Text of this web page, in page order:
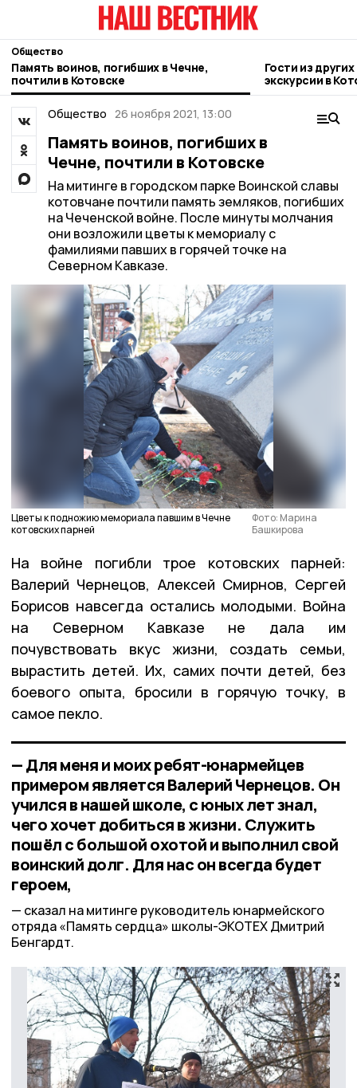
Общество
Память воинов, погибших в Чечне,
почтили в Котовске
Гости из
экскурсии в
Общество 26 ноября 2021, 13:00
Память воинов, погибших в
Чечне, почтили в Котовске
На митинге в городском парке Воинской славы
котовчане почтили память земляков, погибших
на Чеченской войне. После минуты молчания
они возложили цветы к мемориалу с
фамилиями павших в горячей точке на
Северном Кавказе.
Цветы к подножию мемориала павшим в Чечне
котовских парней
Фото: Марина
Башкирова
На войне погибли трое котовских парней:
Валерий Чернецов, Алексей Смирнов, Сергей
Борисов навсегда остались молодыми. Война
на Северном Кавказе не дала им
почувствовать вкус жизни, создать семьи,
вырастить детей. Их, самих почти детей, без
боевого опыта, бросили в горячую точку, в
самое пекло.
— Для меня и моих ребят-юнармейцев
примером является Валерий Чернецов. Он
учился в нашей школе, с юных лет знал,
чего хочет добиться в жизни. Служить
пошёл с большой охотой и выполнил свой
воинский долг. Для нас он всегда будет
героем,
сказал на митинге руководитель юнармейского
отряда «Память сердца» школы-ЭКОТЕХ Дмитрий
Бенгардт.